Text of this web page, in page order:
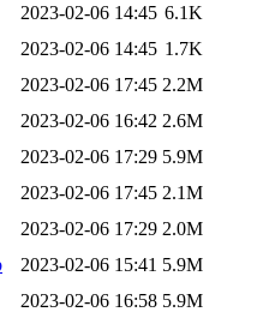
2023-02-06 14:45 6.1K
2023-02-06 14:45 1.7K
2023-02-06 17:45 2.2M
2023-02-06 16:42 2.6M
2023-02-06 17:29 5.9M
2023-02-06 17:45 2.1M
2023-02-06 17:29 2.0M
2023-02-06 15:41 5.9M
2023-02-06 16:58 5.9M